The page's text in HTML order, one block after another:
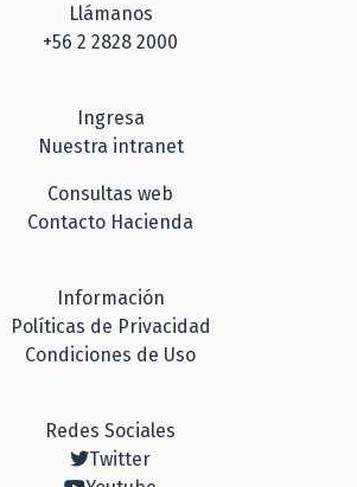
Llámanos
+56 2 2828 2000
Ingresa
Nuestra intranet
Consultas web
Contacto Hacienda
Información
Políticas de Privacidad
Condiciones de Uso
Redes Sociales
Twitter